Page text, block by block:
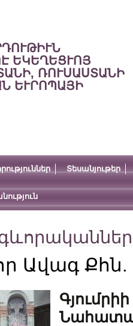
ԵԿԵՂԵՑՒՈՅ
ՌՈՒՍԱՍՏԱՆԻ
ԵՒՐՈՊԱՅԻ
Տեսանյութեր
Ավագ Քհն.